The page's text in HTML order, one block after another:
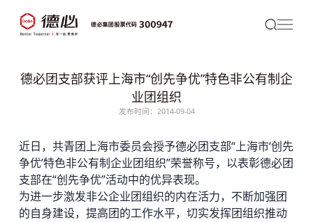
德必团支部获评上海市“创先争优”特色非公有制企
业团组织
发布时间：2014-09-04
近日，共青团上海市委员会授予德必团支部“上海市‘创先
争优’特色非公有制企业团组织”荣誉称号，以表彰德必团
支部在“创先争优”活动中的优异表现。
为进一步激发非公企业团组织的内在活力，不断加强团
的自身建设，提高团的工作水平，切实发挥团组织推动